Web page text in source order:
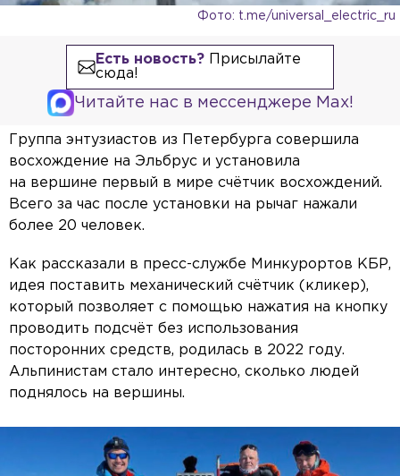
Фото: t.me/universal_electric_ru
Есть новость?Присылайте
сюда!
Читайте нас в мессенджере Max!
Группа энтузиастов из Петербурга совершила
восхождение на Эльбрус и установила
на вершине первый в мире счётчик восхождений.
Всего за час после установки на рычаг нажали
более 20 человек.
Как рассказали в пресс-службе Минкурортов КБР,
идея поставить механический счётчик (кликер),
который позволяет с помощью нажатия на кнопку
проводить подсчёт без использования
посторонних средств, родилась в 2022 году.
Альпинистам стало интересно, сколько людей
поднялось на вершины.